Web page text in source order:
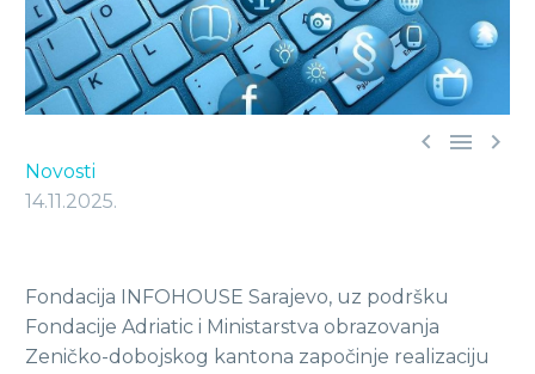
  
Novosti
14.11.2025.
Fondacija INFOHOUSE Sarajevo, uz podršku
Fondacije Adriatic i Ministarstva obrazovanja
Zeničko-dobojskog kantona započinje realizaciju